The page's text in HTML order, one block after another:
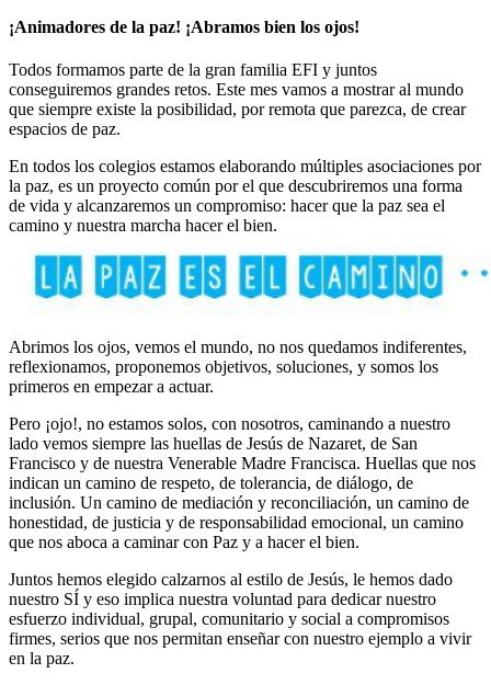
¡Animadores de la paz! ¡Abramos bien los ojos!
Todos formamos parte de la gran familia EFI y juntos
conseguiremos grandes retos. Este mes vamos a mostrar al mundo
que siempre existe la posibilidad, por remota que parezca, de crear
espacios de paz.
En todos los colegios estamos elaborando múltiples asociaciones por
la paz, es un proyecto común por el que descubriremos una forma
de vida y alcanzaremos un compromiso: hacer que la paz sea el
camino y nuestra marcha hacer el bien.
Abrimos los ojos, vemos el mundo, no nos quedamos indiferentes,
reflexionamos, proponemos objetivos, soluciones, y somos los
primeros en empezar a actuar.
Pero ¡ojo!, no estamos solos, con nosotros, caminando a nuestro
lado vemos siempre las huellas de Jesús de Nazaret, de San
Francisco y de nuestra Venerable Madre Francisca. Huellas que nos
indican un camino de respeto, de tolerancia, de diálogo, de
inclusión. Un camino de mediación y reconciliación, un camino de
honestidad, de justicia y de responsabilidad emocional, un camino
que nos aboca a caminar con Paz y a hacer el bien.
Juntos hemos elegido calzarnos al estilo de Jesús, le hemos dado
nuestro SÍ y eso implica nuestra voluntad para dedicar nuestro
esfuerzo individual, grupal, comunitario y social a compromisos
firmes, serios que nos permitan enseñar con nuestro ejemplo a vivir
en la paz.